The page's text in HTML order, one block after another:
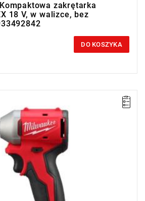
zakrętarka
18 V, w walizce, bez
DO KOSZYKA
zakrętarka udarowa z silnikiem
dla profesjonalistów i
MILWAUKEE® Redemption Classic,
dodatkowy akumulator za 2 zł.
podmiotów posiadających NIP.
.